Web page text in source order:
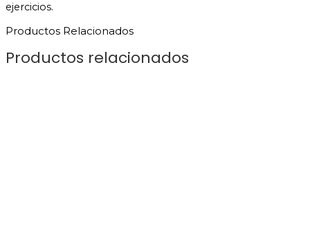
ejercicios.
Productos Relacionados
Productos relacionados